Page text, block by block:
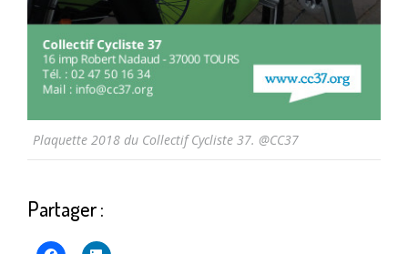
Plaquette 2018 du Collectif Cycliste 37. @CC37
Partager :